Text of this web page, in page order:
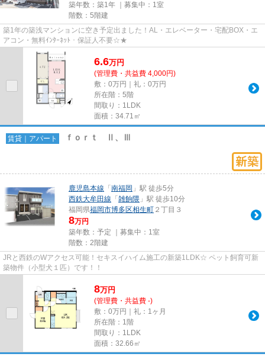
築年数：築1年 ｜募集中： 1室
階数：5階建
築1年の築浅マンションに空き予定出ました！AL・エレベーター・宅配BOX・エ
アコン・無料ｲﾝﾀｰﾈｯﾄ・保証人不要☆★
6.6万円
(管理費・共益費 4,000円)
敷：0万円｜礼：0万円
所在階：5階
間取り：1LDK
面積：34.71㎡
賃貸｜アパート ｆｏｒｔ Ⅱ、Ⅲ
鹿児島本線 「 南福岡 」駅 徒歩5分
西鉄大牟田線 「 雑餉隈 」駅 徒歩10分
福岡県福岡市博多区相生町 ２丁目３
8万円
築年数：予定 ｜募集中： 1室
階数：2階建
JRと西鉄のWアクセス可能！セキスイハイム施工の新築1LDK☆ ペット飼育可新
築物件（小型犬１匹）です！！
8万円
(管理費・共益費 -)
敷：0万円｜礼：1ヶ月
所在階：1階
間取り：1LDK
面積：32.66㎡